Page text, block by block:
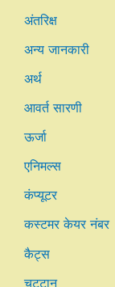
अंतरिक्ष
अन्य जानकारी
अर्थ
आवर्त सारणी
ऊर्जा
एनिमल्स
कंप्यूटर
कस्टमर केयर नंबर
कैट्स
चट्टान